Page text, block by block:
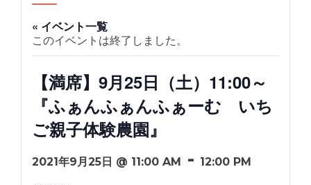
« イベント一覧
このイベントは終了しました。
【満席】9月25日（土）11:00～
『ふぁんふぁんふぁーむ いち
ご親子体験農園』
2021年9月25日 @ 11:00 AM - 12:00 PM